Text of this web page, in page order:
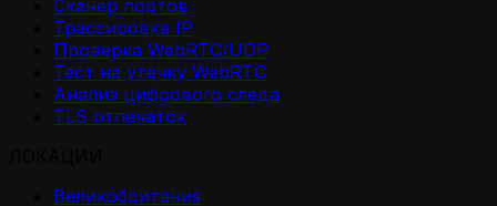
Сканер портов
Трассировка IP
Проверка WebRTC/UDP
Тест на утечку WebRTC
Анализ цифрового следа
TLS отпечаток
Великобритания